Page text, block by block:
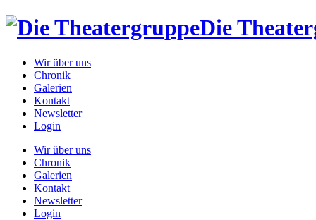
Die
Wir über uns
Chronik
Galerien
Kontakt
Newsletter
Login
Wir über uns
Chronik
Galerien
Kontakt
Newsletter
Login